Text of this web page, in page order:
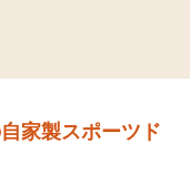
家製スポーツド